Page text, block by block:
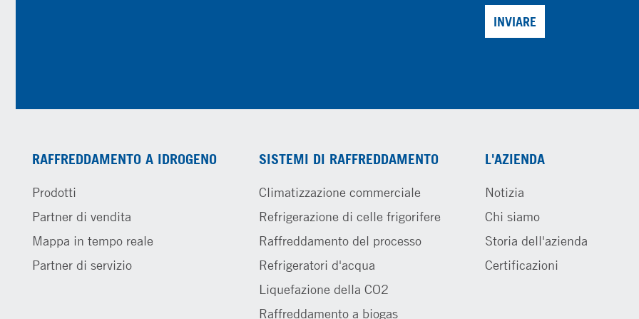
INVIARE
RAFFREDDAMENTO A IDROGENO
Prodotti
Partner di vendita
Mappa in tempo reale
Partner di servizio
SISTEMI DI RAFFREDDAMENTO
Climatizzazione commerciale
Refrigerazione di celle frigorifere
Raffreddamento del processo
Refrigeratori d'acqua
Liquefazione della CO2
Raffreddamento a biogas
L'AZIENDA
Notizia
Chi siamo
Storia dell'azienda
Certificazioni